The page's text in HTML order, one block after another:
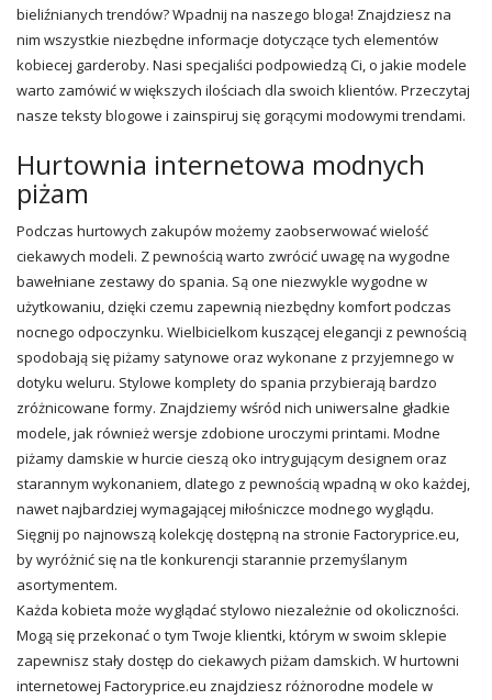
bieliźnianych trendów? Wpadnij na naszego bloga! Znajdziesz na
nim wszystkie niezbędne informacje dotyczące tych elementów
kobiecej garderoby. Nasi specjaliści podpowiedzą Ci, o jakie modele
warto zamówić w większych ilościach dla swoich klientów. Przeczytaj
nasze teksty blogowe i zainspiruj się gorącymi modowymi trendami.
Hurtownia internetowa modnych
piżam
Podczas hurtowych zakupów możemy zaobserwować wielość
ciekawych modeli. Z pewnością warto zwrócić uwagę na wygodne
bawełniane zestawy do spania. Są one niezwykle wygodne w
użytkowaniu, dzięki czemu zapewnią niezbędny komfort podczas
nocnego odpoczynku. Wielbicielkom kuszącej elegancji z pewnością
spodobają siępiżamy satynowe oraz wykonane z przyjemnego w
dotyku weluru. Stylowe kompletydo spania przybierają bardzo
zróżnicowane formy. Znajdziemy wśród nich uniwersalne gładkie
modele, jak również wersje zdobione uroczymi printami. Modne
piżamy damskie w hurcie cieszą oko intrygującym designem oraz
starannym wykonaniem, dlatego z pewnością wpadną w oko każdej,
nawet najbardziej wymagającej miłośniczce modnego wyglądu.
Sięgnij po najnowszą kolekcję dostępną na stronie Factoryprice.eu,
by wyróżnić się na tle konkurencji starannie przemyślanym
asortymentem.
Każda kobieta może wyglądać stylowo niezależnie od okoliczności.
Mogą się przekonać o tym Twoje klientki, którym w swoim sklepie
zapewnisz stały dostęp do ciekawych piżam damskich. W hurtowni
internetowej Factoryprice.eu znajdziesz różnorodne modele w